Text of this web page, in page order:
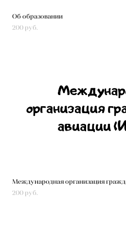
Об образовании
200 pуб.
Международная организация
200 pуб.